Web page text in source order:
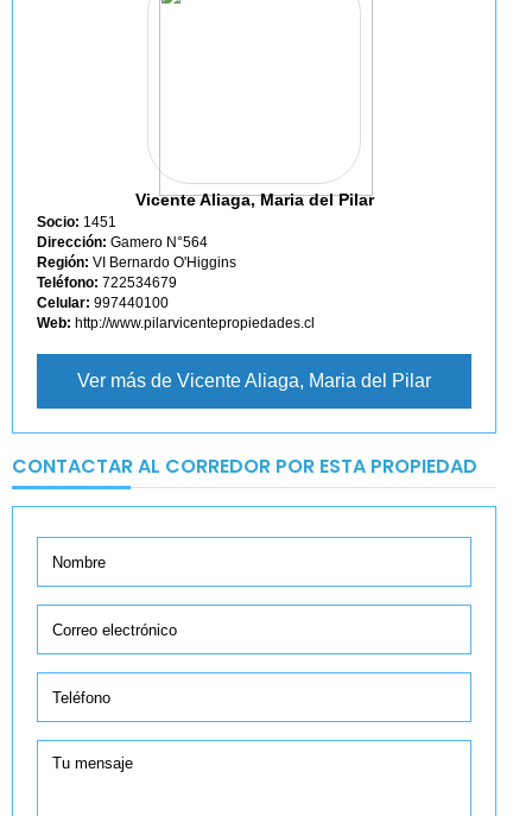
Vicente Aliaga, Maria del Pilar
Socio: 1451
Dirección: Gamero N°564
Región: VI Bernardo O'Higgins
Teléfono: 722534679
Celular: 997440100
Web: http://www.pilarvicentepropiedades.cl
Ver más de Vicente Aliaga, Maria del Pilar
CONTACTAR AL CORREDOR POR ESTA PROPIEDAD